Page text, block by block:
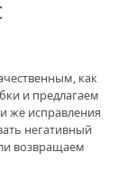
как
и предлагаем
же исправления
негативный
возвращаем